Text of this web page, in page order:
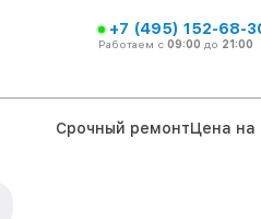
+7 (495) 152-68-
Работаем с 09:00 до 21:00
Срочный ремонтЦена на